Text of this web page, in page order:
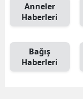
Anneler
Haberleri
Bağış
Haberleri